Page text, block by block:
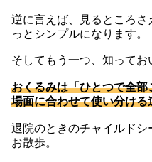
逆に言えば、見るところ
っとシンプルになります。
そしてもう一つ、知ってお
おくるみは「ひとつで全
場面に合わせて使い分ける
退院のときのチャイルド
お散歩。